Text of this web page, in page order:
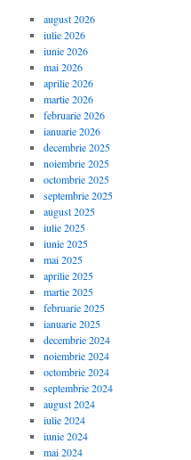
august 2026
iulie 2026
iunie 2026
mai 2026
aprilie 2026
martie 2026
februarie 2026
ianuarie 2026
decembrie 2025
noiembrie 2025
octombrie 2025
septembrie 2025
august 2025
iulie 2025
iunie 2025
mai 2025
aprilie 2025
martie 2025
februarie 2025
ianuarie 2025
decembrie 2024
noiembrie 2024
octombrie 2024
septembrie 2024
august 2024
iulie 2024
iunie 2024
mai 2024